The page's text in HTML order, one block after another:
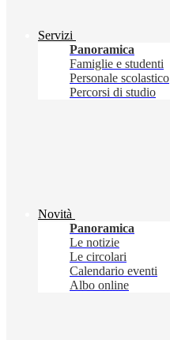
Servizi
Panoramica
Famiglie e studenti
Personale scolastico
Percorsi di studio
Novità
Panoramica
Le notizie
Le circolari
Calendario eventi
Albo online